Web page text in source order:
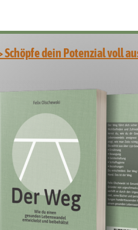
Schöpfe dein Potenzial voll